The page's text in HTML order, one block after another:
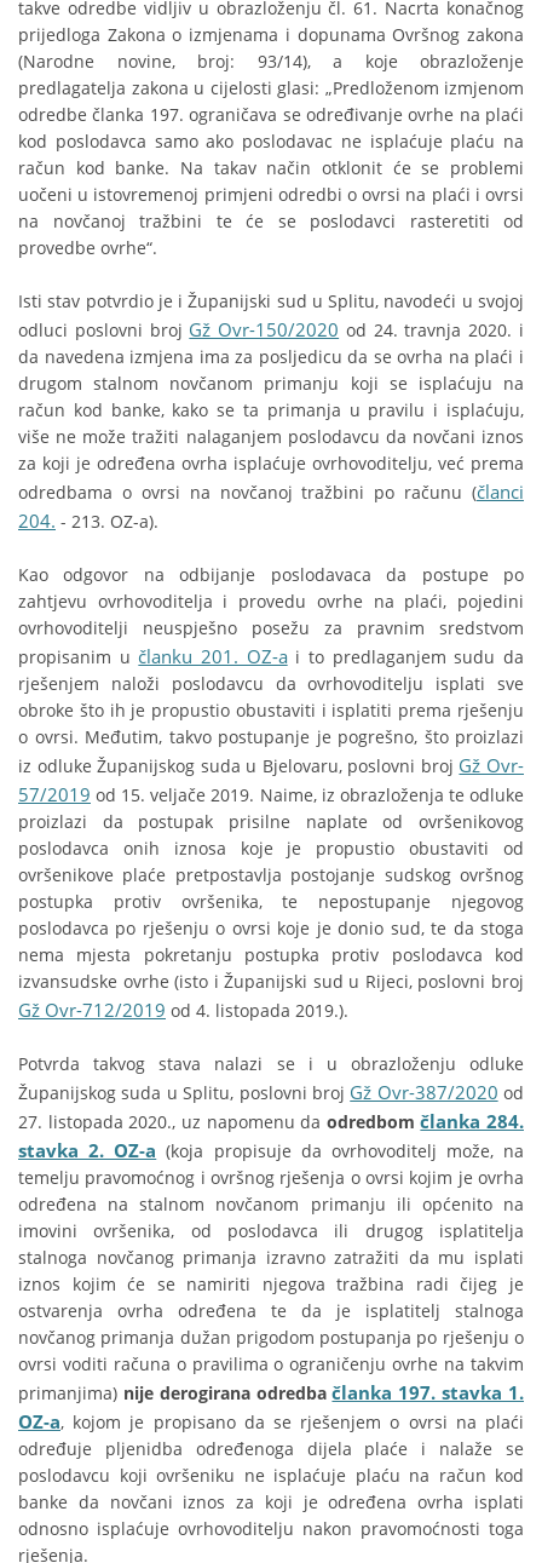
takve odredbe vidljiv u obrazloženju čl. 61. Nacrta konačnog
prijedloga Zakona o izmjenama i dopunama Ovršnog zakona
(Narodne novine, broj: 93/14), a koje obrazloženje
predlagatelja zakona u cijelosti glasi: „Predloženom izmjenom
odredbe članka 197. ograničava se određivanje ovrhe na plaći
kod poslodavca samo ako poslodavac ne isplaćuje plaću na
račun kod banke. Na takav način otklonit će se problemi
uočeni u istovremenoj primjeni odredbi o ovrsi na plaći i ovrsi
na novčanoj tražbini te će se poslodavci rasteretiti od
provedbe ovrhe“.
Isti stav potvrdio je i Županijski sud u Splitu, navodeći u svojoj
odluci poslovni broj Gž Ovr-150/2020 od 24. travnja 2020. i
da navedena izmjena ima za posljedicu da se ovrha na plaći i
drugom stalnom novčanom primanju koji se isplaćuju na
račun kod banke, kako se ta primanja u pravilu i isplaćuju,
više ne može tražiti nalaganjem poslodavcu da novčani iznos
za koji je određena ovrha isplaćuje ovrhovoditelju, već prema
odredbama o ovrsi na novčanoj tražbini po računu (članci
204. - 213. OZ-a).
Kao odgovor na odbijanje poslodavaca da postupe po
zahtjevu ovrhovoditelja i provedu ovrhe na plaći, pojedini
ovrhovoditelji neuspješno posežu za pravnim sredstvom
propisanim u članku 201. OZ-ai to predlaganjem sudu da
rješenjem naloži poslodavcu da ovrhovoditelju isplati sve
obroke što ih je propustio obustaviti i isplatiti prema rješenju
o ovrsi. Međutim, takvo postupanje je pogrešno, što proizlazi
iz odluke Županijskog suda u Bjelovaru, poslovni broj Gž Ovr-
57/2019 od 15. veljače 2019. Naime, iz obrazloženja te odluke
proizlazi da postupak prisilne naplate od ovršenikovog
poslodavca onih iznosa koje je propustio obustaviti od
ovršenikove plaće pretpostavlja postojanje sudskog ovršnog
postupka protiv ovršenika, te nepostupanje njegovog
poslodavca po rješenju o ovrsi koje je donio sud, te da stoga
nema mjesta pokretanju postupka protiv poslodavca kod
izvansudske ovrhe (isto i Županijski sud u Rijeci, poslovni broj
Gž Ovr-712/2019 od 4. listopada 2019.).
Potvrda takvog stava nalazi se i u obrazloženju odluke
Županijskog suda u Splitu, poslovni broj Gž Ovr-387/2020 od
27. listopada 2020., uz napomenu da odredbomčlanka 284.
stavka 2. OZ-a (koja propisuje da ovrhovoditelj može, na
temelju pravomoćnog i ovršnog rješenja o ovrsi kojim je ovrha
određena na stalnom novčanom primanju ili općenito na
imovini ovršenika, od poslodavca ili drugog isplatitelja
stalnoga novčanog primanja izravno zatražiti da mu isplati
iznos kojim će se namiriti njegova tražbina radi čijeg je
ostvarenja ovrha određena te da je isplatitelj stalnoga
novčanog primanja dužan prigodom postupanja po rješenju o
ovrsi voditi računa o pravilima o ograničenju ovrhe na takvim
primanjima) nije derogirana odredbačlanka 197. stavka 1.
OZ-a, kojom je propisano da se rješenjem o ovrsi na plaći
određuje pljenidba određenoga dijela plaće i nalaže se
poslodavcu koji ovršeniku ne isplaćuje plaću na račun kod
banke da novčani iznos za koji je određena ovrha isplati
odnosno isplaćuje ovrhovoditelju nakon pravomoćnosti toga
rješenja.